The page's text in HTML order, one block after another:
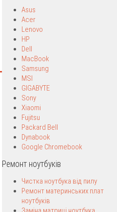
Asus
Acer
Lenovo
HP
Dell
MacBook
Samsung
MSI
GIGABYTE
Sony
Xiaomi
Fujitsu
Packard Bell
Dynabook
Google Chromebook
Ремонт ноутбуків
Чистка ноутбука від пилу
Ремонт материнських плат
ноутбуків